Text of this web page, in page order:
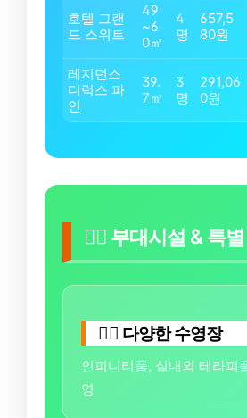
호텔 그랜
드 스위트
49
~6
0㎡
4
명
657,5
80원
레지던스
디럭스 파
인
39.
7㎡
3
명
291,06
0원
🏊‍♀️ 부대시설 & 특
🏊‍♂️ 다양한 수영장
인피니티풀, 실내외 테라피
영